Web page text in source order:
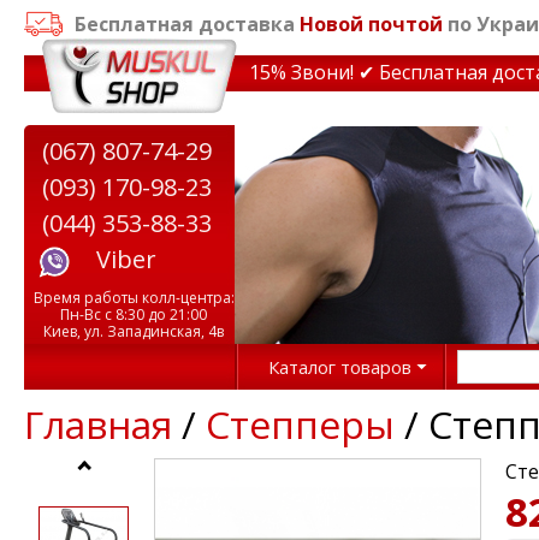
Бесплатная доставка Новой почтой по
на тренажеры до 15% Звони! ✔ Бесплатная
(067) 807-74-29
(093) 170-98-23
(044) 353-88-33
Viber
Время работы колл-центра:
Пн-Вс с 8:30 до 21:00
Киев, ул. Западинская, 4в
Каталог товаров
Главная / Степперы /